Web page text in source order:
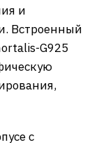
и
Встроенный
G925
с